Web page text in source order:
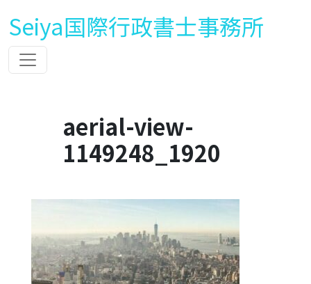
Seiya国際行政書士事務所
aerial-view-
1149248_1920